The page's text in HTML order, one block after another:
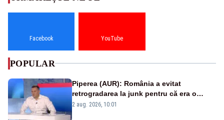
Facebook YouTube
POPULAR
Piperea (AUR): România a evitat
retrogradarea la junk pentru că era o
catastrofă pentru bănci și fondurile de
2 aug. 2026, 10:01